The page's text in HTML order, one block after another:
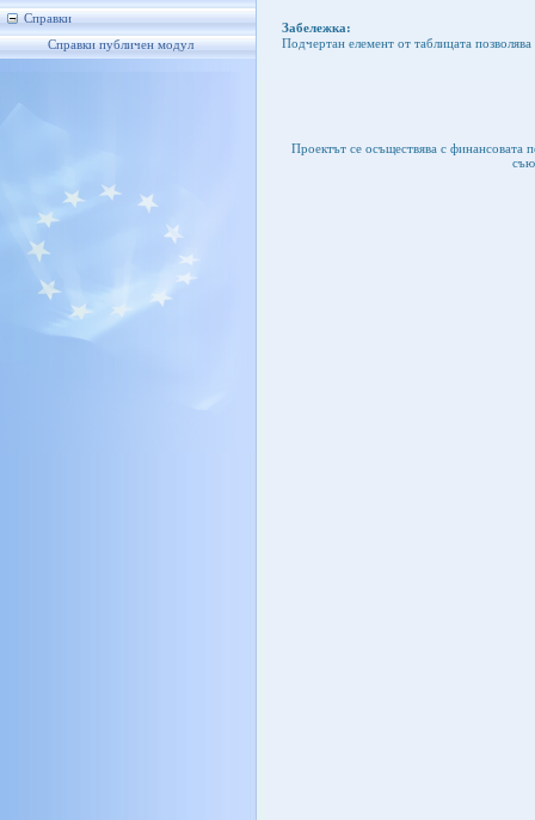
Справки
Справки публичен модул
Забележка:
Подчертан елемент от таблицата
Проектът се осъществява с финансовата